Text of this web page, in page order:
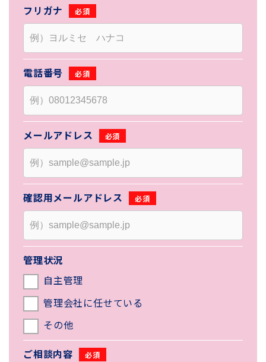
フリガナ
電話番号
メールアドレス
確認用メールアドレス
管理状況
自主管理
管理会社に任せている
その他
ご相談内容